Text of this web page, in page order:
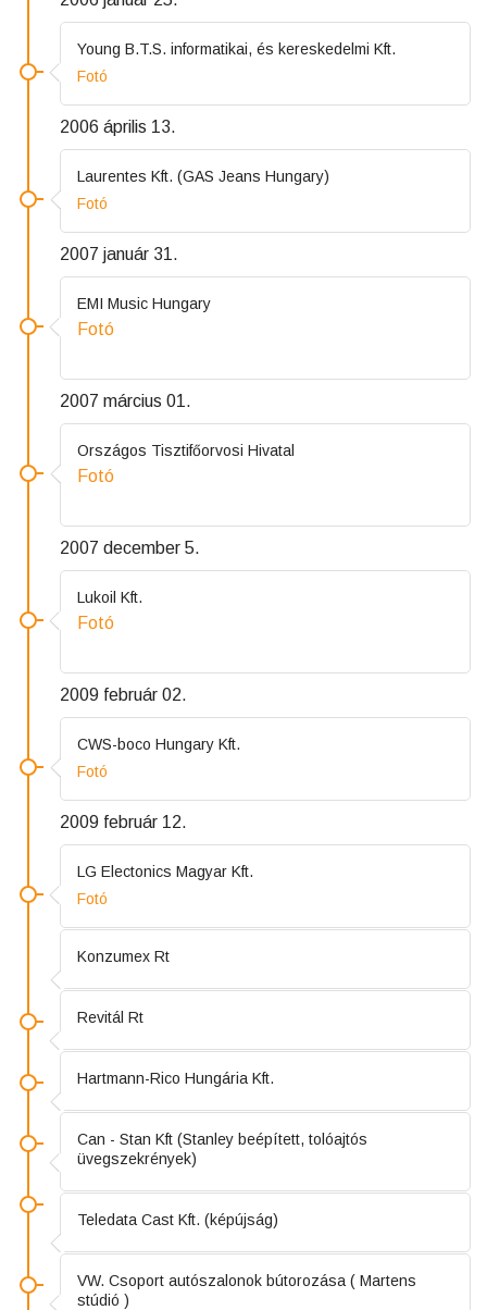
Young B.T.S. informatikai, és kereskedelmi Kft.
Fotó
2006 április 13.
Laurentes Kft. (GAS Jeans Hungary)
Fotó
2007 január 31.
EMI Music Hungary
Fotó
2007 március 01.
Országos Tisztifőorvosi Hivatal
Fotó
2007 december 5.
Lukoil Kft.
Fotó
2009 február 02.
CWS-boco Hungary Kft.
Fotó
2009 február 12.
LG Electonics Magyar Kft.
Fotó
Konzumex Rt
Revitál Rt
Hartmann-Rico Hungária Kft.
Can - Stan Kft (Stanley beépített, tolóajtós
üvegszekrények)
Teledata Cast Kft. (képújság)
VW. Csoport autószalonok bútorozása ( Martens
stúdió )